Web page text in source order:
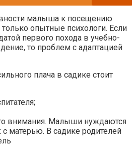
малыша к посещению
только опытные психологи. Если
первого похода в учебно-
то проблем с адаптацией
плача в садике стоит
внимания. Малыши нуждаются
с матерью. В садике родителей